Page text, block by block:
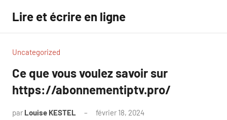
contenu
Lire et écrire en ligne
Uncategorized
Ce que vous voulez savoir sur
https://abonnementiptv.pro/
par Louise KESTEL février 18, 2024